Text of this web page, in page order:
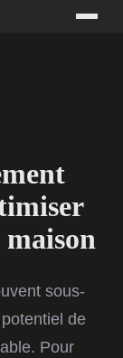
sous-
de
Pour